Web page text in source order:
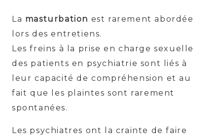
La masturbation est rarement abordée
lors des entretiens.
Les freins à la prise en charge sexuelle
des patients en psychiatrie sont liés à
leur capacité de compréhension et au
fait que les plaintes sont rarement
spontanées.
Les psychiatres ont la crainte de faire